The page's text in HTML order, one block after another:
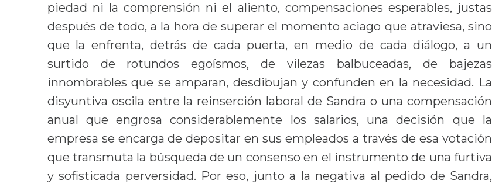
piedad ni la comprensión ni el aliento, compensaciones esperables, justas
después de todo, a la hora de superar el momento aciago que atraviesa, sino
que la enfrenta, detrás de cada puerta, en medio de cada diálogo, a un
surtido de rotundos egoísmos, de vilezas balbuceadas, de bajezas
innombrables que se amparan, desdibujan y confunden en la necesidad. La
disyuntiva oscila entre la reinserción laboral de Sandra o una compensación
anual que engrosa considerablemente los salarios, una decisión que la
empresa se encarga de depositar en sus empleados a través de esa votación
que transmuta la búsqueda de un consenso en el instrumento de una furtiva
y sofisticada perversidad. Por eso, junto a la negativa al pedido de Sandra,